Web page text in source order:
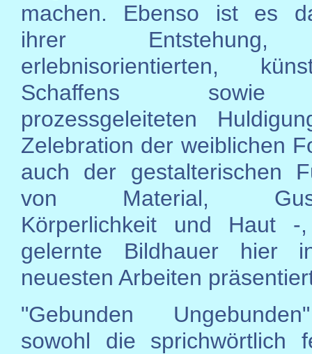
machen. Ebenso ist es
ihrer Entstehung,
erlebnisorientierten,
Schaffens
prozessgeleiteten
Zelebration der weiblichen
auch der gestalterischen
von Material,
Körperlichkeit und Haut
gelernte Bildhauer hier
neuesten Arbeiten
"Gebunden
sowohl die sprichwörtlich